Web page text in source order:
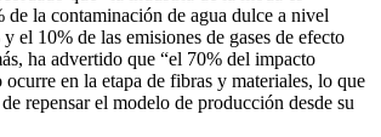
de la contaminación de agua dulce a nivel
el 10% de las emisiones de gases de efecto
ha advertido que “el 70% del impacto
en la etapa de fibras y materiales, lo que
repensar el modelo de producción desde su